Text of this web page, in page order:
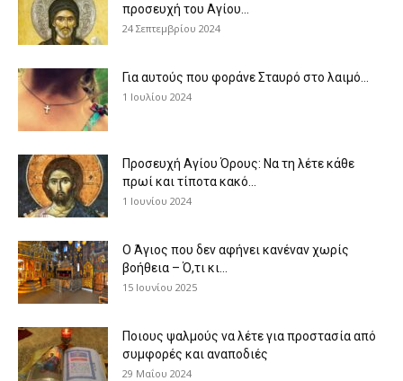
προσευχή του Αγίου...
24 Σεπτεμβρίου 2024
Για αυτούς που φοράνε Σταυρό στο λαιμό…
1 Ιουλίου 2024
Προσευχή Αγίου Όρους: Να τη λέτε κάθε
πρωί και τίποτα κακό...
1 Ιουνίου 2024
Ο Άγιος που δεν αφήνει κανέναν χωρίς
βοήθεια – Ό,τι κι...
15 Ιουνίου 2025
Ποιους ψαλμούς να λέτε για προστασία από
συμφορές και αναποδιές
29 Μαΐου 2024